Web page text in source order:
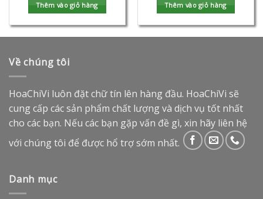
Thêm vào giỏ hàng Thêm vào giỏ hàng
Về chúng tôi
HoaChiVi luôn đặt chữ tín lên hàng đầu. HoaChiVi sẽ
cung cấp các sản phẩm chất lượng và dịch vụ tốt nhất
cho các bạn. Nếu các bạn gặp vấn đề gì, xin hãy liên hệ
với chúng tôi để được hổ trợ sớm nhất.
Danh mục